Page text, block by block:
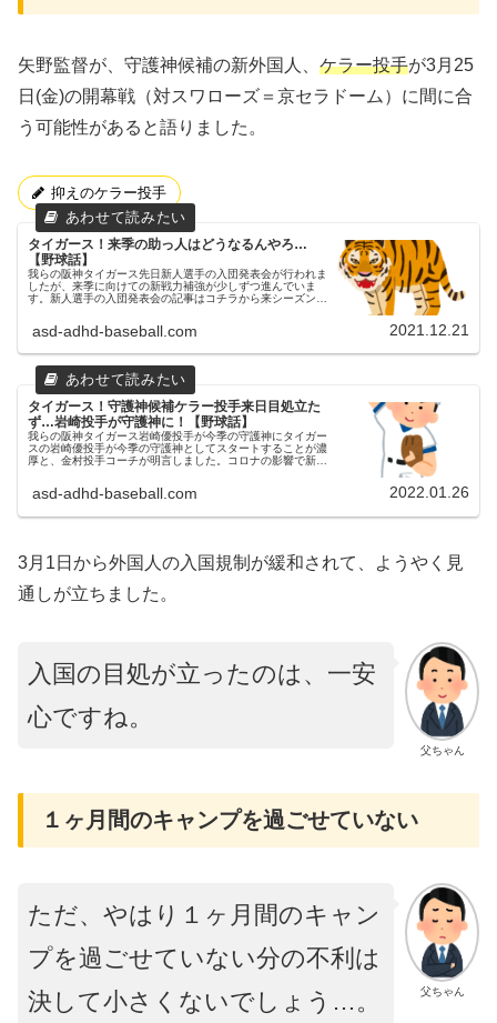
矢野監督が、守護神候補の新外国人、 ケラー投手が3月25
日(金)の開幕戦（対スワローズ＝京セラドーム）に間に合
う可能性があると語りました。
抑えのケラー投手
タイガース！来季の助っ人はどうなるんやろ…
【野球話】
我らの阪神タイガース先日新人選手の入団発表会が行われま
したが、来季に向けての新戦力補強が少しずつ進んでいま
す。新人選手の入団発表会の記事はコチラから来シーズンも
asd-adhd-baseball.com 2021.12.21
タイガース！守護神候補ケラー投手来日目処立た
ず…岩崎投手が守護神に！【野球話】
我らの阪神タイガース岩崎優投手が今季の守護神にタイガー
スの岩崎優投手が今季の守護神としてスタートすることが濃
厚と、金村投手コーチが明言しました。コロナの影響で新外
です。抑えのケラー投手 ...
asd-adhd-baseball.com 2022.01.26
3月1日から外国人の入国規制が緩和されて、ようやく見
通しが立ちました。
父ちゃん
入国の目処が立ったのは、一安
心ですね。
１ヶ月間のキャンプを過ごせていない
父ちゃん
ただ、やはり１ヶ月間のキャン
プを過ごせていない分の不利は
決して小さくないでしょう…。